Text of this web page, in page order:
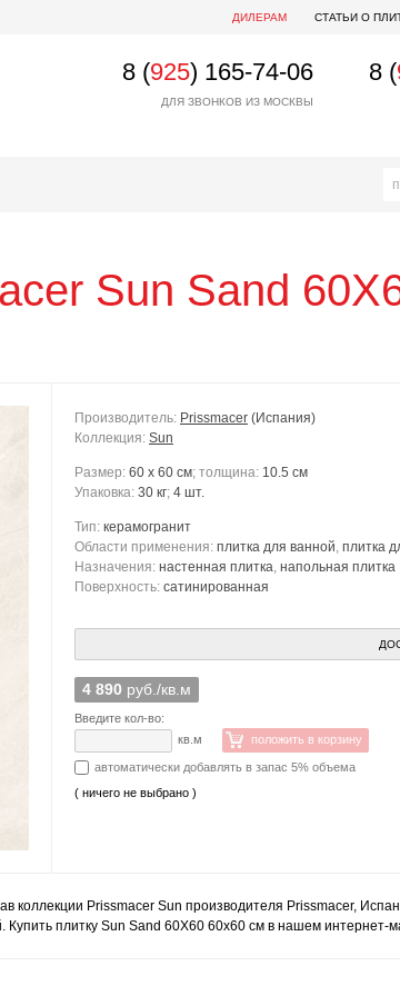
ДИЛЕРАМ СТАТЬИ О
8 (925) 165-74-06
ДЛЯ ЗВОНКОВ ИЗ МОСКВЫ
8 (
Sun Sand
Производитель: Prissmacer (Испания)
Коллекция: Sun
Размер: 60 x 60 см; толщина: 10.5 см
Упаковка: 30 кг; 4 шт.
Тип: керамогранит
Области применения: плитка для ванной, плитка
Назначения: настенная плитка, напольная плитка
Поверхность: сатинированная
4 890 руб./кв.м
Введите кол-во:
кв.м
положить в корзину
автоматически добавлять в запас 5% объема
( ничего не выбрано )
коллекции Prissmacer Sun производителя Prissmacer,
плитку Sun Sand 60X60 60x60 см в нашем интернет-